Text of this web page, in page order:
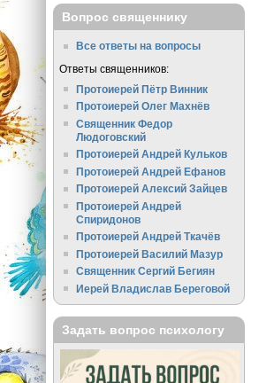
Вопрос священнику
Все ответы на вопросы
Ответы священников:
Протоиерей Пётр Винник
Протоиерей Олег Махнёв
Священник Федор
Людоговский
Протоиерей Андрей Кульков
Протоиерей Андрей Ефанов
Протоиерей Алексий Зайцев
Протоиерей Андрей
Спиридонов
Протоиерей Андрей Ткачёв
Протоиерей Василий Мазур
Священник Сергий Бегиян
Иерей Владислав Береговой
Задать вопрос психологу